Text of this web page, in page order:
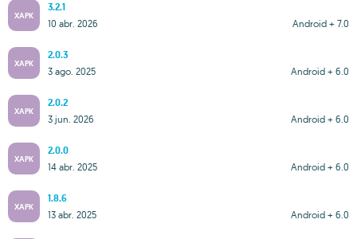
XAPK
3.2.1
Android + 7.0
10 abr. 2026
XAPK
2.0.3
Android + 6.0
3 ago. 2025
XAPK
2.0.2
Android + 6.0
3 jun. 2026
XAPK
2.0.0
Android + 6.0
14 abr. 2025
XAPK
1.8.6
Android + 6.0
13 abr. 2025